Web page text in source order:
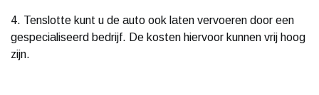
4. Tenslotte kunt u de auto ook laten vervoeren door een
gespecialiseerd bedrijf. De kosten hiervoor kunnen vrij hoog
zijn.